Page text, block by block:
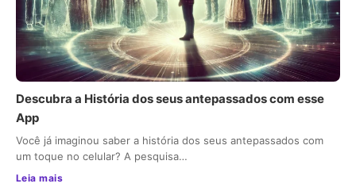
Descubra a História dos seus antepassados com esse
App
Você já imaginou saber a história dos seus antepassados com
um toque no celular? A pesquisa…
Leia mais